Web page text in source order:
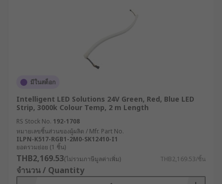
มีในสต็อก
Intelligent LED Solutions 24V Green, Red, Blue LED
Strip, 3000k Colour Temp, 2 m Length
RS Stock No. 192-1708
หมายเลขชิ้นส่วนของผู้ผลิต / Mfr. Part No.
ILPN-K517-RGB1-2M0-SK12410-I1
ยอดรวมย่อย (1 ชิ้น)
THB2,169.53(ไม่รวมภาษีมูลค่าเพิ่ม) THB2,169.53/ชิ้น
จำนวน / Quantity